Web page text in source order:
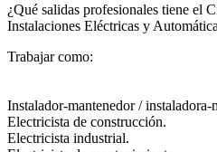
¿Qué salidas profesionales tiene el
Instalaciones Eléctricas y
Trabajar como:
Instalador-mantenedor / instaladora-
Electricista de construcción.
Electricista industrial.